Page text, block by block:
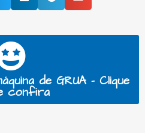
de GRUA - Clique
confira